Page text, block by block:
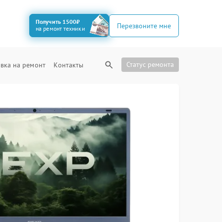
Получить 1500₽
на ремонт техники
Перезвоните мне
на ремонт Контакты Статус ремонта